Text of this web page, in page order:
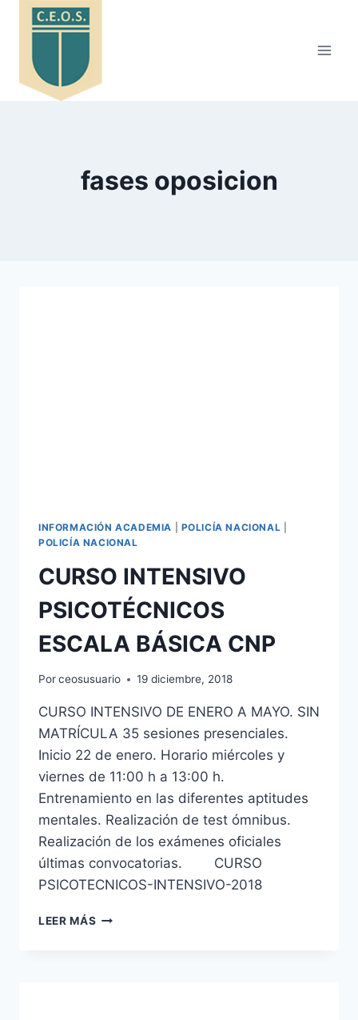
Saltar
fases oposicion
INFORMACIÓN ACADEMIA POLICÍA NACIONAL
POLICÍA NACIONAL
CURSO INTENSIVO
PSICOTÉCNICOS
ESCALA BÁSICA CNP
Porceosusuario 19 diciembre, 2018
CURSO INTENSIVO DE ENERO A MAYO. SIN
MATRÍCULA 35 sesiones presenciales.
Inicio 22 de enero. Horario miércoles y
viernes de 11:00 h a 13:00 h.
Entrenamiento en las diferentes aptitudes
mentales. Realización de test ómnibus.
Realización de los exámenes oficiales
últimas convocatorias. CURSO
PSICOTECNICOS-INTENSIVO-2018
LEER MÁS CURSO